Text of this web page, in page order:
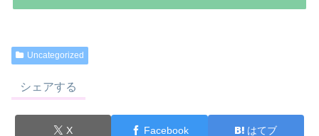
Uncategorized
シェアする
X Facebook はてブ